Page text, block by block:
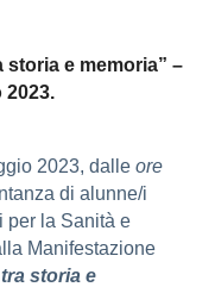
storia e memoria” –
2023.
2023, dalle ore
di alunne/i
per la Sanità e
Manifestazione
storia e